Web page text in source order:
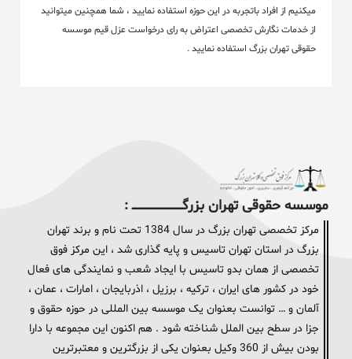
میکنیم از افراد باتجربه در این حوزه استفاده نمایید ، شما همچنین میتوانید
از خدمات نگارش تخصصی اعتراض به رای درخواست عزل قیم موسسه
حقوقی تهران بزرگ استفاده نمایید .
موسسه حقوقی تهران بزرگــــــــــــــــــــــــــــــــ :
مرکز تخصصی تهران بزرگ در سال 1384 تحت نام و برند تهران
بزرگ در استان تهران تاسیس و پایه گذاری شد ، این مرکز فوق
تخصصی از همان بدو تاسیس با ایجاد شعب و نمایندگی های فعال
خود در کشور های ایران ، ترکیه ، برزیل ، اذربایجان ، امارات ، عمان ،
آلمان و … توانست بعنوان یک موسسه بین المللی در حوزه حقوق و
جزا در سطح بین الملل شناخته شود . هم اکنون این مجموعه با دارا
بودن بیش از 360 وکیل بعنوان یکی از بزرگترین و معتبرترین